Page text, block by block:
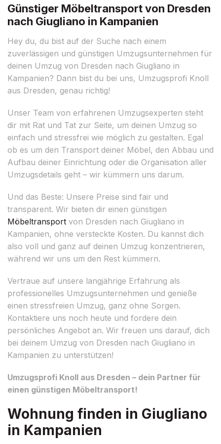
Günstiger Möbeltransport von Dresden
nach Giugliano in Kampanien
Hey du, du bist auf der Suche nach einem
zuverlässigen und günstigen Umzugsunternehmen für
deinen Umzug von Dresden nach Giugliano in
Kampanien? Dann bist du bei uns, Umzugsprofi Knoll
aus Dresden, genau richtig!
Unser Team von erfahrenen Umzugsexperten steht
dir mit Rat und Tat zur Seite, um deinen Umzug so
einfach und stressfrei wie möglich zu gestalten. Egal
ob es um den Transport deiner Möbel, den Abbau und
Aufbau deiner Einrichtung oder die Organisation aller
Umzugsdetails geht – wir kümmern uns darum.
Und das Beste: Unsere Preise sind fair und
transparent. Wir bieten dir einen günstigen
Möbeltransport von Dresden nach Giugliano in
Kampanien, ohne versteckte Kosten. Du kannst dich
also voll und ganz auf deinen Umzug konzentrieren,
während wir uns um den Rest kümmern.
Vertraue auf unsere langjährige Erfahrung als
professionelles Umzugsunternehmen und genieße
einen stressfreien Umzug, ganz ohne Sorgen.
Kontaktiere uns noch heute und fordere dein
persönliches Angebot an. Wir freuen uns darauf, dich
bei deinem Umzug von Dresden nach Giugliano in
Kampanien zu unterstützen!
Umzugsprofi Knoll aus Dresden – dein Partner für
einen günstigen Möbeltransport!
Wohnung finden in Giugliano
in Kampanien